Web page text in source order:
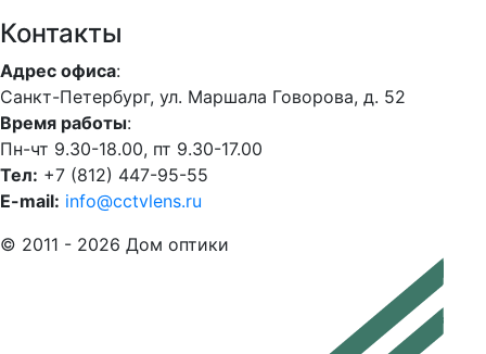
Контакты
Адрес офиса:
Санкт-Петербург, ул. Маршала Говорова, д. 52
Время работы:
Пн-чт 9.30-18.00, пт 9.30-17.00
Тел: +7 (812) 447-95-55
E-mail: info@cctvlens.ru
© 2011 - 2026 Дом оптики